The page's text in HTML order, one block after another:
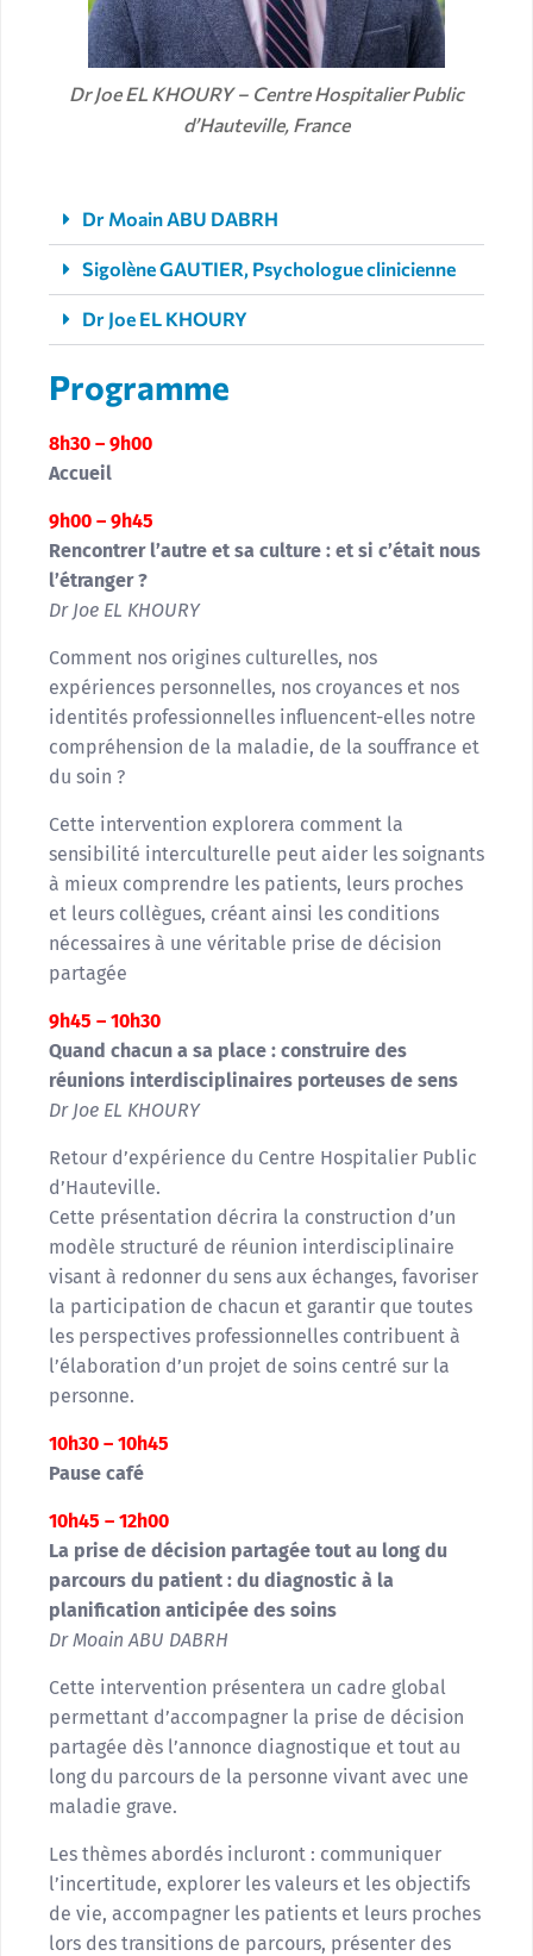
Dr Joe EL KHOURY – Centre Hospitalier Public
d’Hauteville, France
Dr Moain ABU DABRH
Sigolène GAUTIER, Psychologue clinicienne
Dr Joe EL KHOURY
Programme
8h30 – 9h00
Accueil
9h00 – 9h45
Rencontrer l’autre et sa culture : et si c’était nous
l’étranger ?
Dr Joe EL KHOURY
Comment nos origines culturelles, nos
expériences personnelles, nos croyances et nos
identités professionnelles influencent-elles notre
compréhension de la maladie, de la souffrance et
du soin ?
Cette intervention explorera comment la
sensibilité interculturelle peut aider les soignants
à mieux comprendre les patients, leurs proches
et leurs collègues, créant ainsi les conditions
nécessaires à une véritable prise de décision
partagée
9h45 – 10h30
Quand chacun a sa place : construire des
réunions interdisciplinaires porteuses de sens
Dr Joe EL KHOURY
Retour d’expérience du Centre Hospitalier Public
d’Hauteville.
Cette présentation décrira la construction d’un
modèle structuré de réunion interdisciplinaire
visant à redonner du sens aux échanges, favoriser
la participation de chacun et garantir que toutes
les perspectives professionnelles contribuent à
l’élaboration d’un projet de soins centré sur la
personne.
10h30 – 10h45
Pause café
10h45 – 12h00
La prise de décision partagée tout au long du
parcours du patient : du diagnostic à la
planification anticipée des soins
Dr Moain ABU DABRH
Cette intervention présentera un cadre global
permettant d’accompagner la prise de décision
partagée dès l’annonce diagnostique et tout au
long du parcours de la personne vivant avec une
maladie grave.
Les thèmes abordés incluront : communiquer
l’incertitude, explorer les valeurs et les objectifs
de vie, accompagner les patients et leurs proches
lors des transitions de parcours, présenter des